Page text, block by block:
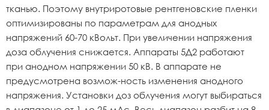
тканью. Поэтому внутриротовые рентгеновские пленки
оптимизированы по параметрам для анодных
напряжений 60-70 кВольт. При увеличении напряжения
доза облучения снижается. Аппараты 5Д2 работают
при анодном напряжении 50 кВ. В аппарате не
предусмотрена возмож-ность изменения анодного
напряжения. Установки доз облучения могут выбираться